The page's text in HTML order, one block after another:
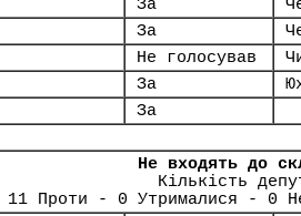
За
За
Не голосував
За
За
Не входять до
Кількість
Проти - 0 Утрималися - 0